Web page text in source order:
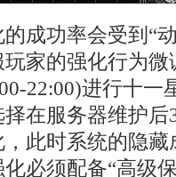
功率会受到“动
家的强化行为
22:00)进行十一
在服务器维护
此时系统的隐
必须配备“高级